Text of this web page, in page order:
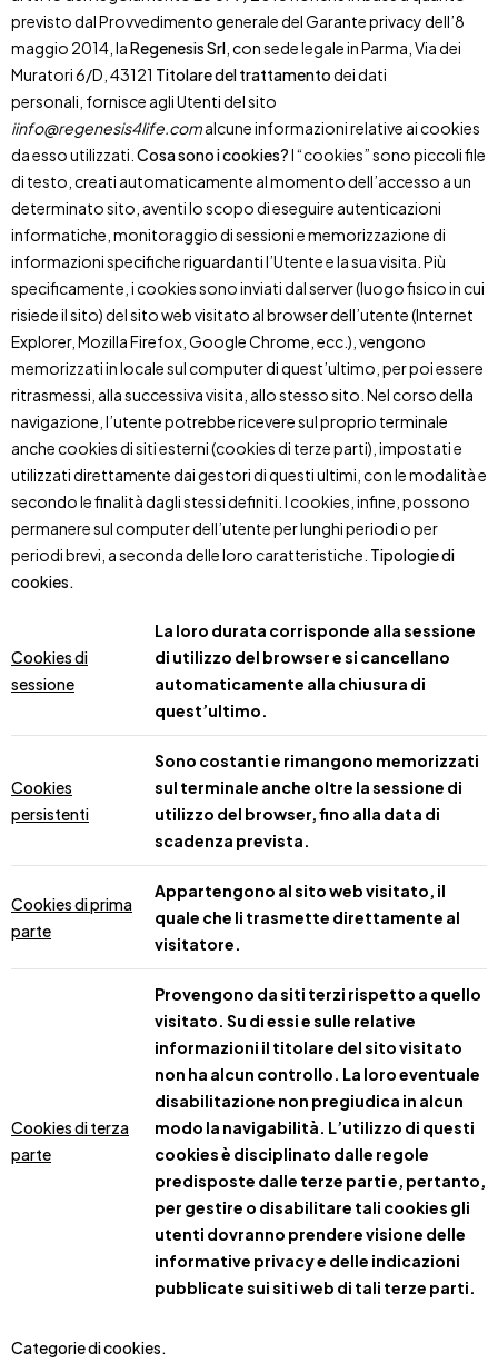
previsto dal Provvedimento generale del Garante privacy dell’8
maggio 2014, laRegenesis Srl , con sede legale in Parma, Via dei
Muratori 6/D, 43121 Titolare del trattamentodei dati
personali, fornisce agli Utenti del sito
iinfo@regenesis4life.comalcune informazioni relative ai cookies
da esso utilizzati. Cosa sono i cookies?I “cookies” sono piccoli file
di testo, creati automaticamente al momento dell’accesso a un
determinato sito, aventi lo scopo di eseguire autenticazioni
informatiche, monitoraggio di sessioni e memorizzazione di
informazioni specifiche riguardanti l’Utente e la sua visita. Più
specificamente, i cookies sono inviati dal server (luogo fisico in cui
risiede il sito) del sito web visitato al browser dell’utente (Internet
Explorer, Mozilla Firefox, Google Chrome, ecc.), vengono
memorizzati in locale sul computer di quest’ultimo, per poi essere
ritrasmessi, alla successiva visita, allo stesso sito. Nel corso della
navigazione, l’utente potrebbe ricevere sul proprio terminale
anche cookies di siti esterni (cookies di terze parti), impostati e
utilizzati direttamente dai gestori di questi ultimi, con le modalità e
secondo le finalità dagli stessi definiti. I cookies, infine, possono
permanere sul computer dell’utente per lunghi periodi o per
periodi brevi, a seconda delle loro caratteristiche. Tipologie di
cookies.
Cookies di
sessione
La loro durata corrisponde alla sessione
di utilizzo del browser e si cancellano
automaticamente alla chiusura di
quest’ultimo.
Cookies
persistenti
Sono costanti e rimangono memorizzati
sul terminale anche oltre la sessione di
utilizzo del browser, fino alla data di
scadenza prevista.
Cookies di prima
parte
Appartengono al sito web visitato, il
quale che li trasmette direttamente al
visitatore.
Cookies di terza
parte
Provengono da siti terzi rispetto a quello
visitato. Su di essi e sulle relative
informazioni il titolare del sito visitato
non ha alcun controllo. La loro eventuale
disabilitazione non pregiudica in alcun
modo la navigabilità. L’utilizzo di questi
cookies è disciplinato dalle regole
predisposte dalle terze parti e, pertanto,
per gestire o disabilitare tali cookies gli
utenti dovranno prendere visione delle
informative privacy e delle indicazioni
pubblicate sui siti web di tali terze parti.
Categorie di cookies.